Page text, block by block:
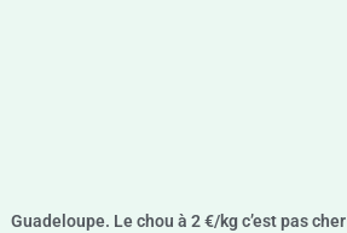
Guadeloupe. Le chou à 2 €/kg c’est pas cher